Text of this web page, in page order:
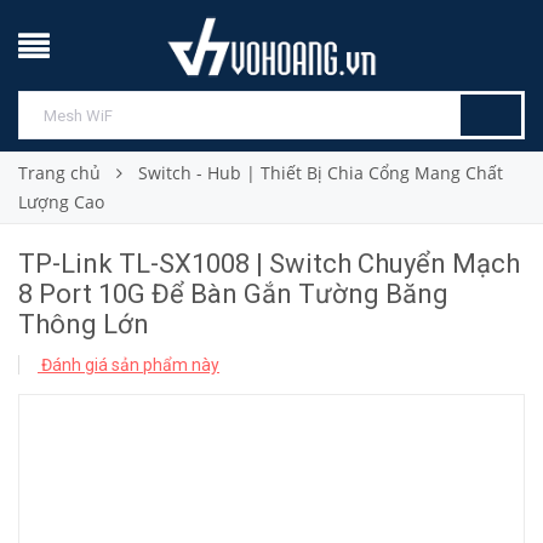
Trang chủ
Switch - Hub | Thiết Bị Chia Cổng Mang Chất
Lượng Cao
TP-Link TL-SX1008 | Switch Chuyển Mạch
8 Port 10G Để Bàn Gắn Tường Băng
Thông Lớn
Đánh giá sản phẩm này